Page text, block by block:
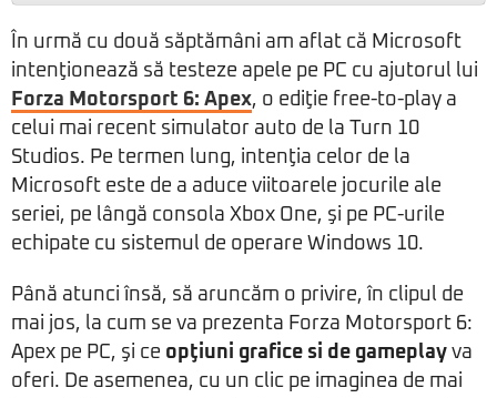
În urmă cu două săptămâni am aflat că Microsoft
intenţionează să testeze apele pe PC cu ajutorul lui
Forza Motorsport 6: Apex, o ediţie free-to-play a
celui mai recent simulator auto de la Turn 10
Studios. Pe termen lung, intenţia celor de la
Microsoft este de a aduce viitoarele jocurile ale
seriei, pe lângă consola Xbox One, şi pe PC-urile
echipate cu sistemul de operare Windows 10.
Până atunci însă, să aruncăm o privire, în clipul de
mai jos, la cum se va prezenta Forza Motorsport 6:
Apex pe PC, şi ce opţiuni grafice si de gameplay va
oferi. De asemenea, cu un clic pe imaginea de mai